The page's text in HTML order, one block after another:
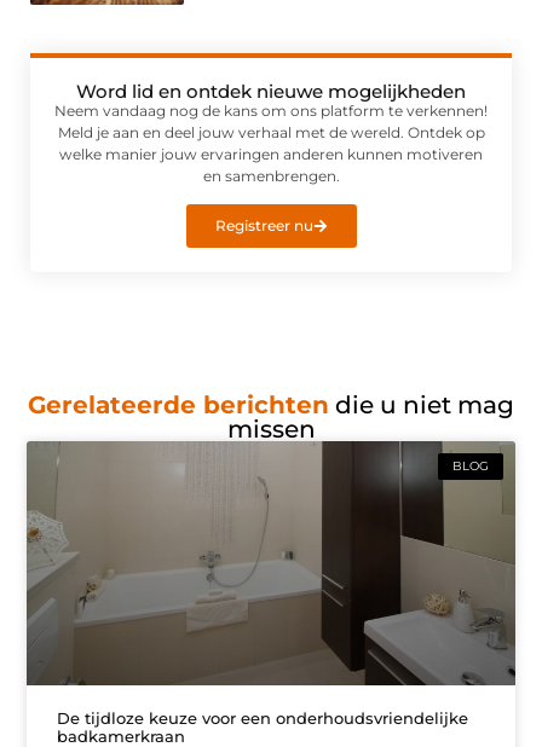
Word lid en ontdek nieuwe mogelijkheden
Neem vandaag nog de kans om ons platform te verkennen!
Meld je aan en deel jouw verhaal met de wereld. Ontdek op
welke manier jouw ervaringen anderen kunnen motiveren
en samenbrengen.
Registreer nu
Gerelateerde berichten die u niet mag
missen
BLOG
De tijdloze keuze voor een onderhoudsvriendelijke
badkamerkraan